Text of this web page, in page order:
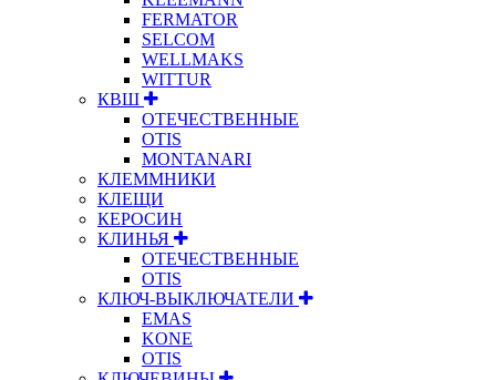
FERMATOR
SELCOM
WELLMAKS
WITTUR
КВШ
ОТЕЧЕСТВЕННЫЕ
OTIS
MONTANARI
КЛЕММНИКИ
КЛЕЩИ
КЕРОСИН
КЛИНЬЯ
ОТЕЧЕСТВЕННЫЕ
OTIS
КЛЮЧ-ВЫКЛЮЧАТЕЛИ
EMAS
KONE
OTIS